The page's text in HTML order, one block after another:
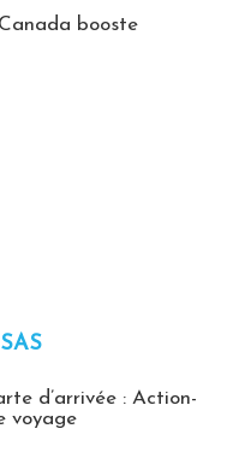
booste
d’arrivée : Action-
voyage